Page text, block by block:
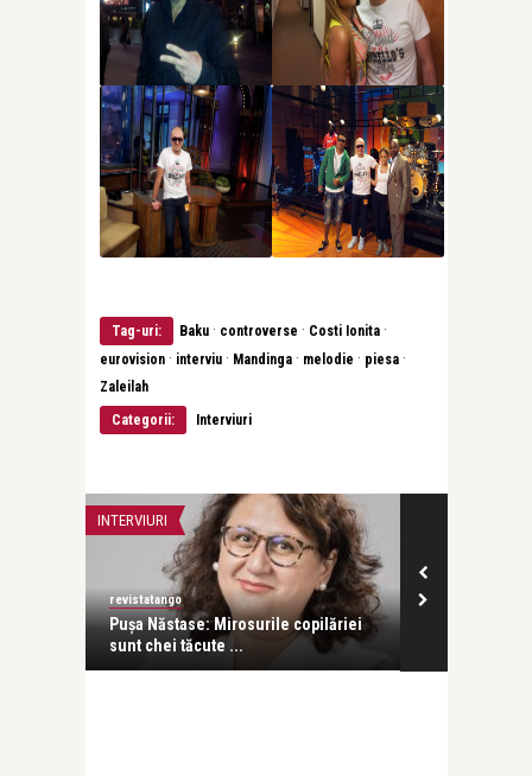
Tag-uri: Baku · controverse · Costi Ionita ·
eurovision · interviu · Mandinga · melodie · piesa ·
Zaleilah
Categorii:
Interviuri
INTERVIURI
revistatango
Pușa Năstase: Mirosurile copilăriei
sunt chei tăcute ...